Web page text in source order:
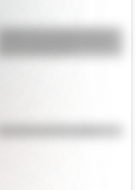
¿Sabías que Argentina tuvo la
alta de Sudamérica?